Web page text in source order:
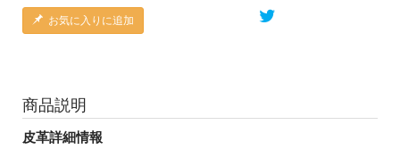
お気に入りに追加
商品説明
皮革詳細情報